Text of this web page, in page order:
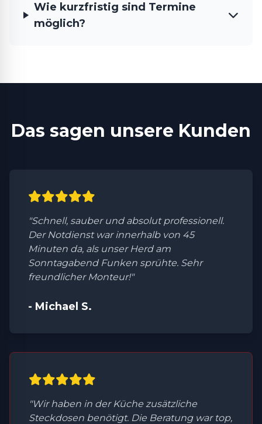
Wie kurzfristig sind Termine
möglich?
Das sagen unsere Kunden
"Schnell, sauber und absolut professionell.
Der Notdienst war innerhalb von 45
Minuten da, als unser Herd am
Sonntagabend Funken sprühte. Sehr
freundlicher Monteur!"
- Michael S.
"Wir haben in der Küche zusätzliche
Steckdosen benötigt. Die Beratung war top,